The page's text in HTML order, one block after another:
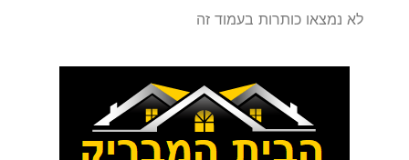
לא נמצאו כותרות בעמוד זה